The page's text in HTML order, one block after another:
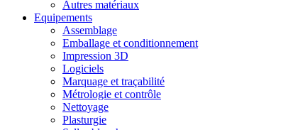
Autres matériaux
Equipements
Assemblage
Emballage et conditionnement
Impression 3D
Logiciels
Marquage et traçabilité
Métrologie et contrôle
Nettoyage
Plasturgie